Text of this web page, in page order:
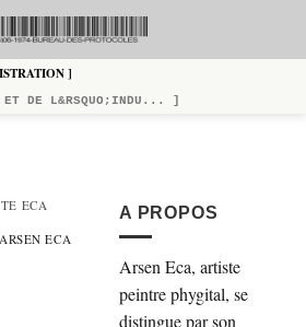
]
DE L&RSQUO;INDU... ]
ECA
ARSEN ECA
A PROPOS
Arsen Eca, artiste
peintre phygital, se
distingue par son